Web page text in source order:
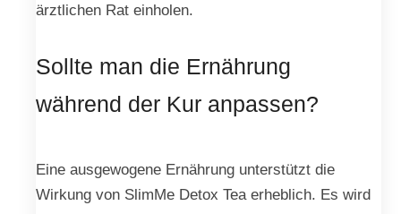
ärztlichen Rat einholen.
Sollte man die Ernährung
während der Kur anpassen?
Eine ausgewogene Ernährung unterstützt die
Wirkung von SlimMe Detox Tea erheblich. Es wird